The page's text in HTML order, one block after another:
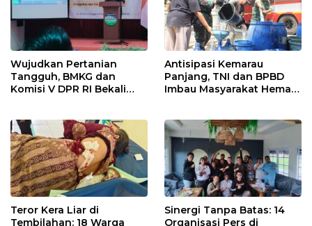
Wujudkan Pertanian
Tangguh, BMKG dan
Komisi V DPR RI Bekali
Antisipasi Kemarau
Panjang, TNI dan BPBD
Imbau Masyarakat Hemat
Teror Kera Liar di
Tembilahan: 18 Warga
Sinergi Tanpa Batas: 14
Organisasi Pers di